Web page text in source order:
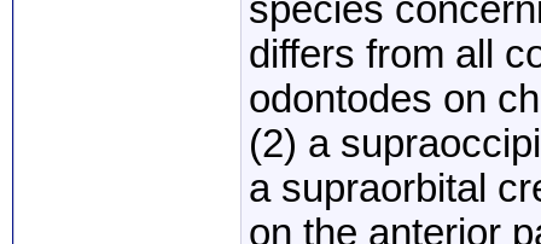
species
differs from all
odontodes on
(2) a
a supraorbital
on the anterior